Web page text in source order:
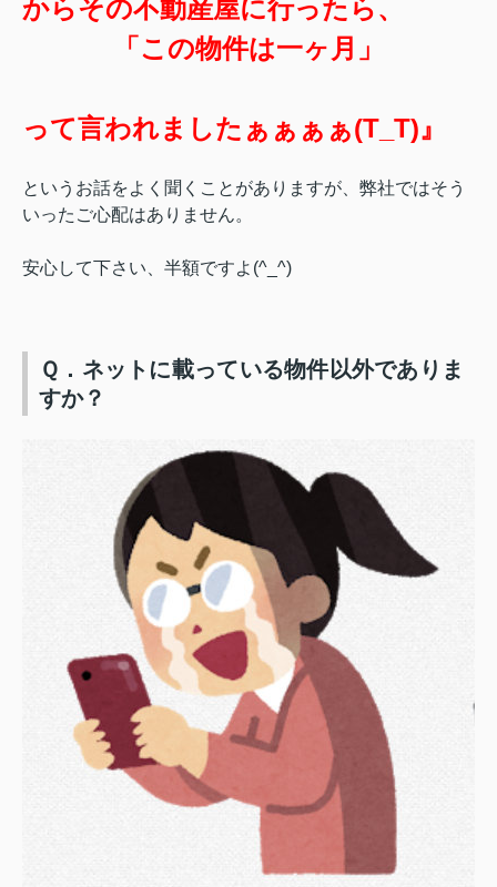
からその不動産屋に行ったら、
「この物件は一ヶ月」
って言われましたぁぁぁぁ(T_T)』
というお話をよく聞くことがありますが、弊社ではそう
いったご心配はありません。
安心して下さい、半額ですよ(^_^)
Ｑ．ネットに載っている物件以外でありま
すか？